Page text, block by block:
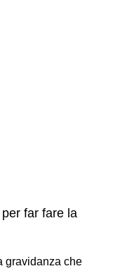
far fare la
gravidanza che